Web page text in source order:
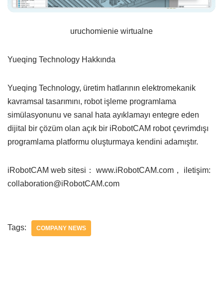
uruchomienie wirtualne
Yueqing Technology Hakkında
Yueqing Technology, üretim hatlarının elektromekanik
kavramsal tasarımını, robot işleme programlama
simülasyonunu ve sanal hata ayıklamayı entegre eden
dijital bir çözüm olan açık bir iRobotCAM robot çevrimdışı
programlama platformu oluşturmaya kendini adamıştır.
iRobotCAM web sitesi： www.iRobotCAM.com， iletişim:
collaboration@iRobotCAM.com
Tags: COMPANY NEWS